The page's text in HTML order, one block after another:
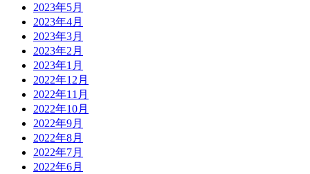
2023年5月
2023年4月
2023年3月
2023年2月
2023年1月
2022年12月
2022年11月
2022年10月
2022年9月
2022年8月
2022年7月
2022年6月